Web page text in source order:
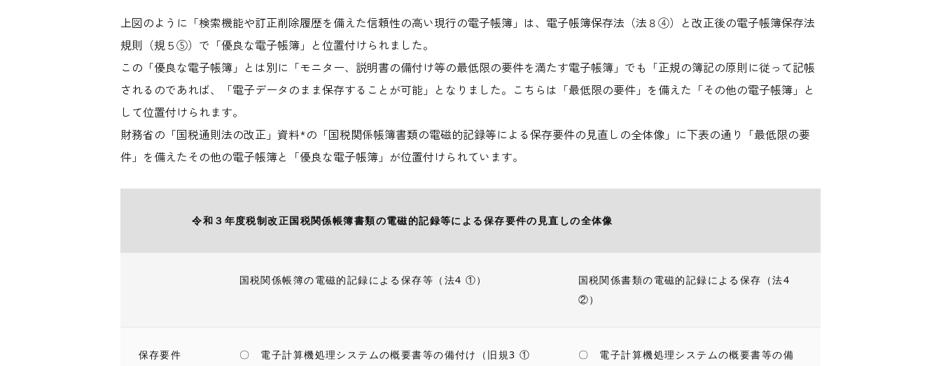
上図のように「検索機能や訂正削除履歴を備えた信頼性の高い現行の電子帳簿」は、電子帳簿保存法（法８④）と改正後の電子帳簿保存法
規則（規５⑤）で「優良な電子帳簿」と位置付けられました。
この「優良な電子帳簿」とは別に「モニター、説明書の備付け等の最低限の要件を満たす電子帳簿」でも「正規の簿記の原則に従って記帳
されるのであれば、「電子データのまま保存することが可能」となりました。こちらは「最低限の要件」を備えた「その他の電子帳簿」と
して位置付けられます。
財務省の「国税通則法の改正」資料*の「国税関係帳簿書類の電磁的記録等による保存要件の見直しの全体像」に下表の通り「最低限の要
件」を備えたその他の電子帳簿と「優良な電子帳簿」が位置付けられています。
令和３年度税制改正国税関係帳簿書類の電磁的記録等による保存要件の見直しの全体像
国税関係帳簿の電磁的記録による保存等（法4 ①）
国税関係書類の電磁的記録による保存（法4
②）
保存要件
〇 電子計算機処理システムの概要書等の備付け（旧規3 ①
〇 電子計算機処理システムの概要書等の備